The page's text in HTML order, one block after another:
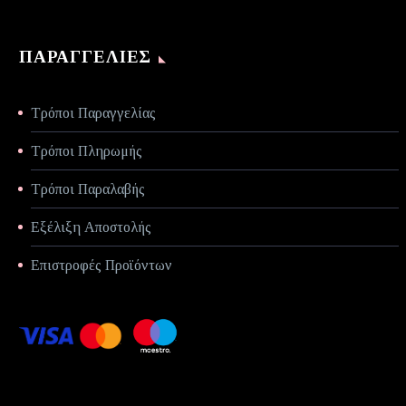
ΠΑΡΑΓΓΕΛΊΕΣ
Τρόποι Παραγγελίας
Τρόποι Πληρωμής
Τρόποι Παραλαβής
Εξέλιξη Αποστολής
Επιστροφές Προϊόντων